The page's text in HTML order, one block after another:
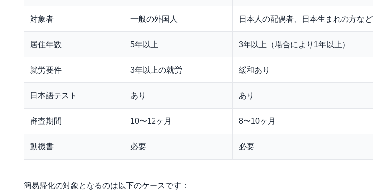
対象者 一般の外国人 日本人の配偶者、日本生まれの方など
居住年数 5年以上 3年以上（場合により1年以上）
就労要件 3年以上の就労 緩和あり
日本語テスト あり あり
審査期間 10〜12ヶ月 8〜10ヶ月
動機書 必要 必要
簡易帰化の対象となるのは以下のケースです：